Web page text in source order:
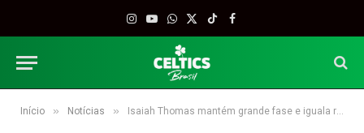
Instagram
YouTube
WhatsApp
X
TikTokFacebook
Início » Notícias » Isaiah Thomas mantém grande fase e iguala recorde de John Havlicek